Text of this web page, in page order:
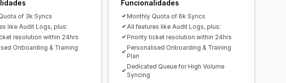
of 3k Syncs
like Audit Logs, plus:
resolution within 24hrs
Onboarding & Training
Funcionalidades
Monthly Quota of 6k Syncs
All features like Audit Logs, plus:
Priority ticket resolution within 24hrs
Personalised Onboarding & Training
Plan
Dedicated Queue for High Volume
Syncing